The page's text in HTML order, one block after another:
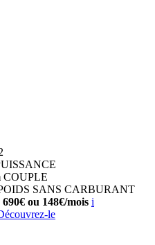
COUPLE
SANS CARBURANT
ou 148€/mois i
le